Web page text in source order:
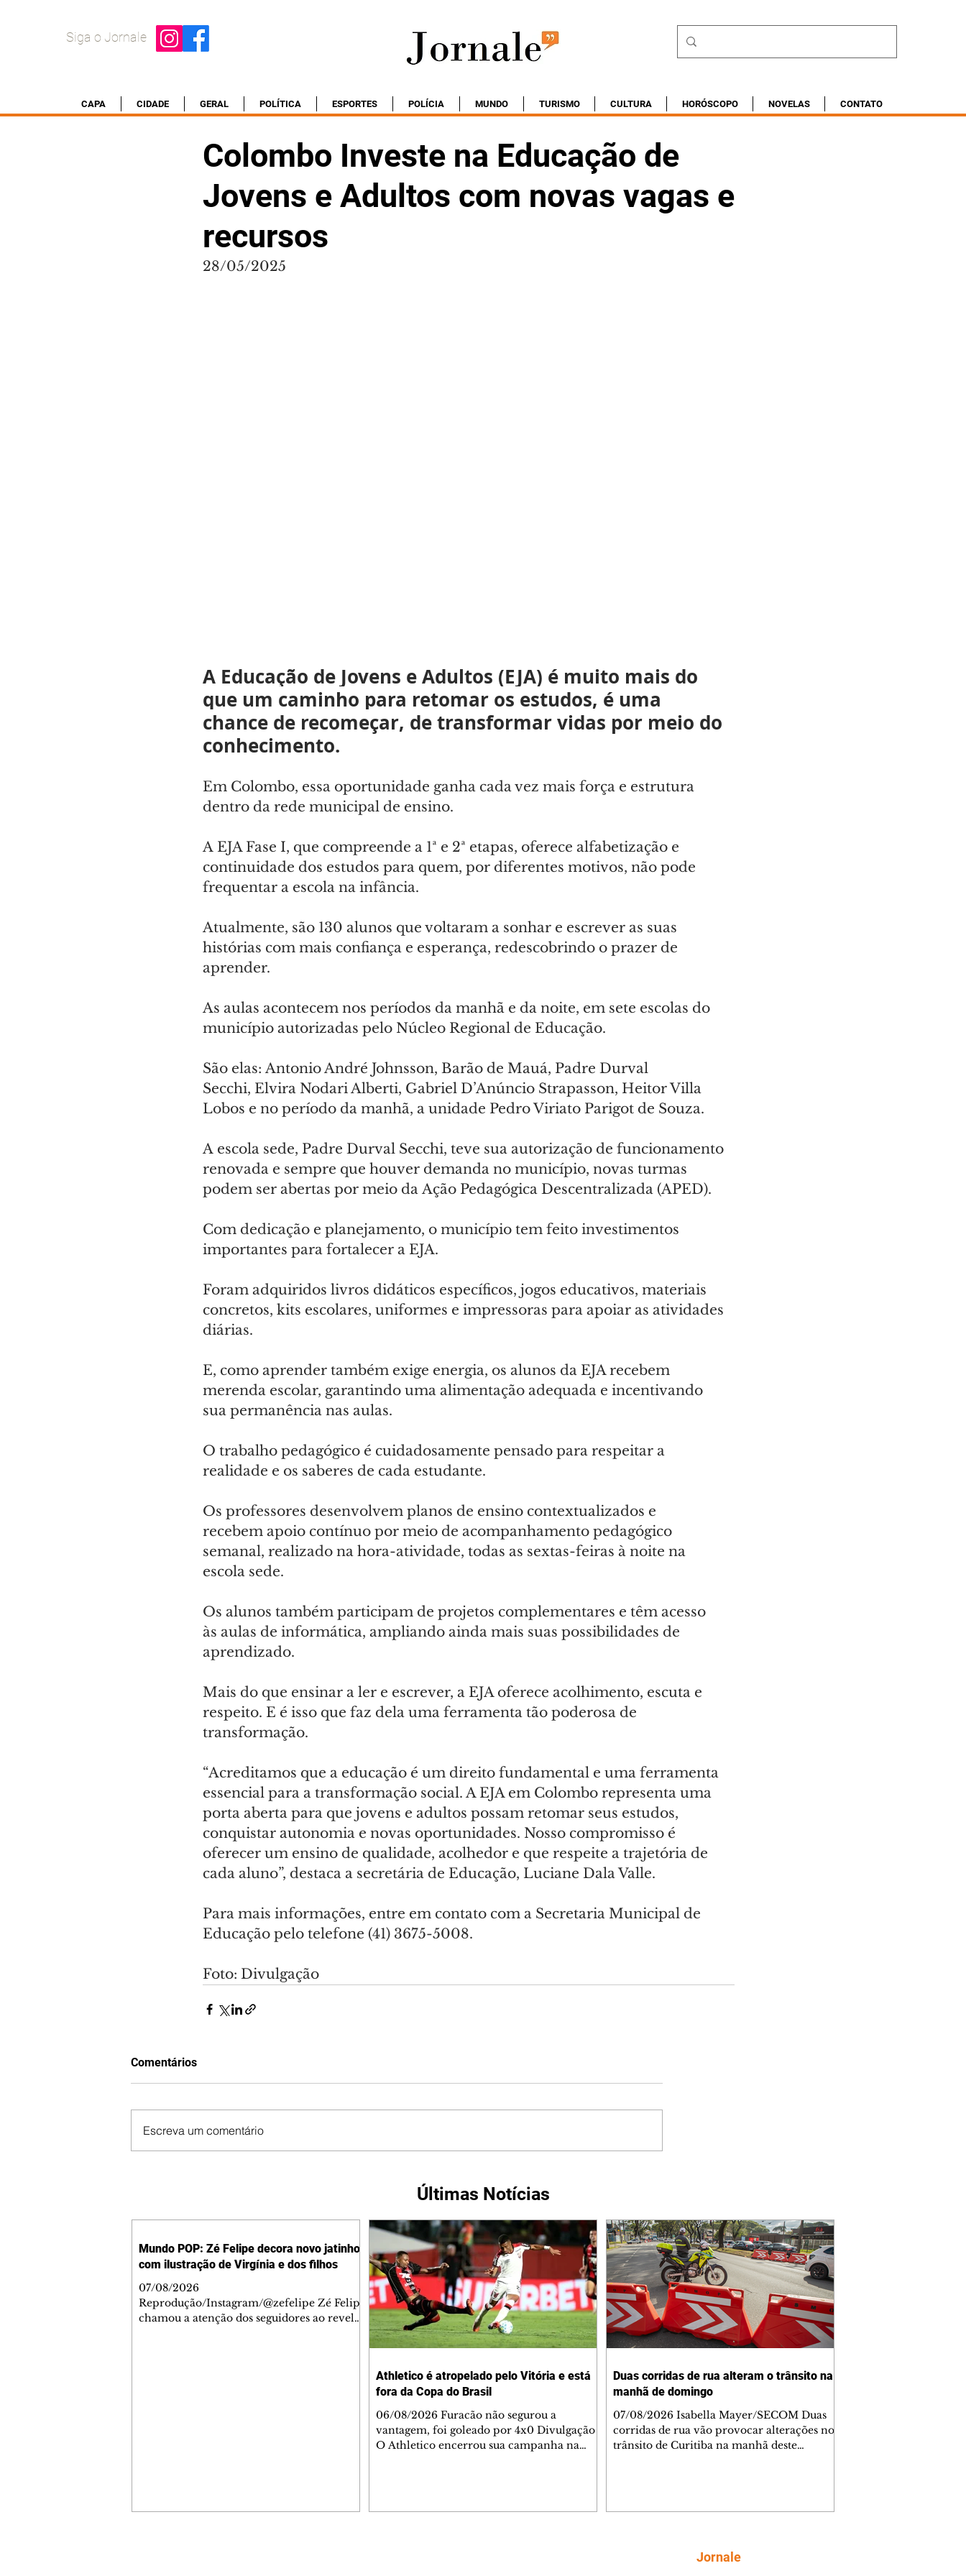
Siga o Jornale
CAPA CIDADE GERAL POLÍTICA ESPORTES POLÍCIA MUNDO TURISMO CULTURA HORÓSCOPO NOVELAS CONTATO
Colombo Investe na Educação de
Jovens e Adultos com novas vagas e
recursos
28/05/2025
A Educação de Jovens e Adultos (EJA) é muito mais do
que um caminho para retomar os estudos, é uma
chance de recomeçar, de transformar vidas por meio do
conhecimento.
Em Colombo, essa oportunidade ganha cada vez mais força e estrutura
dentro da rede municipal de ensino.
A EJA Fase I, que compreende a 1ª e 2ª etapas, oferece alfabetização e
continuidade dos estudos para quem, por diferentes motivos, não pode
frequentar a escola na infância.
Atualmente, são 130 alunos que voltaram a sonhar e escrever as suas
histórias com mais confiança e esperança, redescobrindo o prazer de
aprender.
As aulas acontecem nos períodos da manhã e da noite, em sete escolas do
município autorizadas pelo Núcleo Regional de Educação.
São elas: Antonio André Johnsson, Barão de Mauá, Padre Durval
Secchi, Elvira Nodari Alberti, Gabriel D’Anúncio Strapasson, Heitor Villa
Lobos e no período da manhã, a unidade Pedro Viriato Parigot de Souza.
A escola sede, Padre Durval Secchi, teve sua autorização de funcionamento
renovada e sempre que houver demanda no município, novas turmas
podem ser abertas por meio da Ação Pedagógica Descentralizada (APED).
Com dedicação e planejamento, o município tem feito investimentos
importantes para fortalecer a EJA.
Foram adquiridos livros didáticos específicos, jogos educativos, materiais
concretos, kits escolares, uniformes e impressoras para apoiar as atividades
diárias.
E, como aprender também exige energia, os alunos da EJA recebem
merenda escolar, garantindo uma alimentação adequada e incentivando
sua permanência nas aulas.
O trabalho pedagógico é cuidadosamente pensado para respeitar a
realidade e os saberes de cada estudante.
Os professores desenvolvem planos de ensino contextualizados e
recebem apoio contínuo por meio de acompanhamento pedagógico
semanal, realizado na hora-atividade, todas as sextas-feiras à noite na
escola sede.
Os alunos também participam de projetos complementares e têm acesso
às aulas de informática, ampliando ainda mais suas possibilidades de
aprendizado.
Mais do que ensinar a ler e escrever, a EJA oferece acolhimento, escuta e
respeito. E é isso que faz dela uma ferramenta tão poderosa de
transformação.
“Acreditamos que a educação é um direito fundamental e uma ferramenta
essencial para a transformação social. A EJA em Colombo representa uma
porta aberta para que jovens e adultos possam retomar seus estudos,
conquistar autonomia e novas oportunidades. Nosso compromisso é
oferecer um ensino de qualidade, acolhedor e que respeite a trajetória de
cada aluno”, destaca a secretária de Educação, Luciane Dala Valle.
Para mais informações, entre em contato com a Secretaria Municipal de
Educação pelo telefone (41) 3675-5008.
Foto: Divulgação
Comentários
Escreva um comentário
Últimas Notícias
Mundo POP: Zé Felipe decora novo jatinho
com ilustração de Virgínia e dos filhos
07/08/2026
Reprodução/Instagram/@zefelipe Zé Felipe
chamou a atenção dos seguidores ao revelar
Athletico é atropelado pelo Vitória e está
fora da Copa do Brasil
06/08/2026 Furacão não segurou a
vantagem, foi goleado por 4x0 Divulgação
O Athletico encerrou sua campanha na
Duas corridas de rua alteram o trânsito na
manhã de domingo
07/08/2026 Isabella Mayer/SECOM Duas
corridas de rua vão provocar alterações no
trânsito de Curitiba na manhã deste
deslocamentos com antecedência,
respeitem a sinalização provisória e as
Jornale